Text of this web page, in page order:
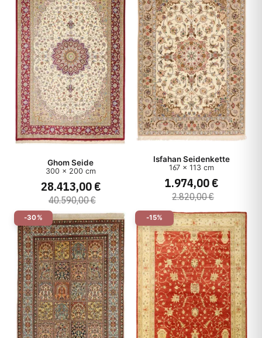
Ghom Seide
300 x 200 cm
28.413,00 €
40.590,00 €
Isfahan Seidenkette
167 x 113 cm
1.974,00 €
2.820,00 €
-30% -15%